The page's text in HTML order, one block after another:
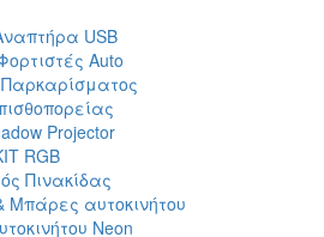
USB
Auto
Projector
RGB
Πινακίδας
Μπάρες αυτοκινήτου
Neon